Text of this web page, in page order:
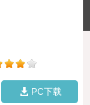
PC下载